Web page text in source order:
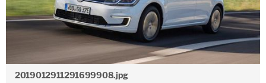
2019012911291699908.jpg